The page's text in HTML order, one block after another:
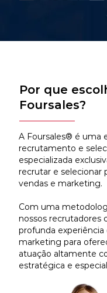
Por que
Foursales?
A Foursales® é uma
recrutamento e
especializada
recrutar e selecionar
vendas e marketing.
Com uma
nossos recrutadores
profunda
marketing para
atuação altamente
estratégica e